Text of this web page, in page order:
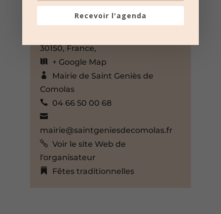
Genies-de-Comolas
288 Ancien chemin d'Avignon,
30150, France,
+ Google Map
Mairie de Saint Geniès de
Comolas
04 66 50 00 68
mairie@saintgeniesdecomolas.fr
Voir le site Web de
l'organisateur
Fêtes traditionnelles
Recevoir l'agenda